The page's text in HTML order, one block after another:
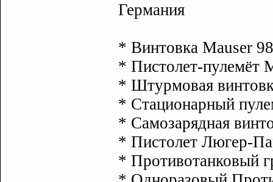
Германия
* Винтовка Mauser 98
* Пистолет-пулемёт
* Штурмовая
* Стационарный
* Самозарядная
* Пистолет Люгер-
* Противотанковый